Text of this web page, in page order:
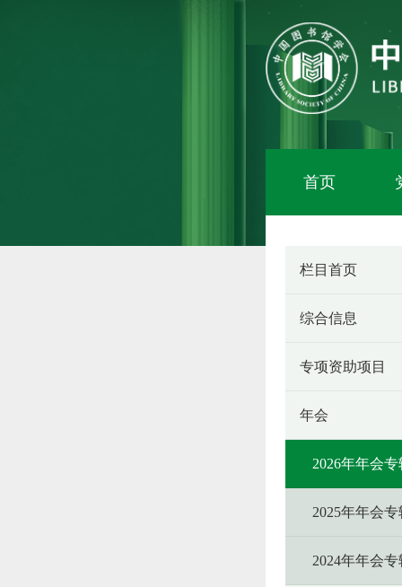
首页
栏目首页
综合信息
专项资助项目
年会
2026年年会专
2025年年会专
2024年年会专